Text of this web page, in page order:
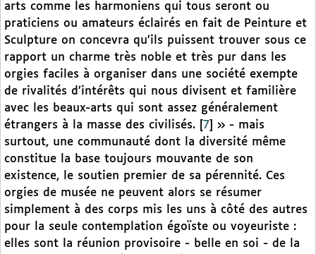
arts comme les harmoniens qui tous seront ou
praticiens ou amateurs éclairés en fait de Peinture et
Sculpture on concevra qu’ils puissent trouver sous ce
rapport un charme très noble et très pur dans les
orgies faciles à organiser dans une société exempte
de rivalités d’intérêts qui nous divisent et familière
avec les beaux-arts qui sont assez généralement
étrangers à la masse des civilisés.
7
» - mais
surtout, une communauté dont la diversité même
constitue la base toujours mouvante de son
existence, le soutien premier de sa pérennité. Ces
orgies de musée ne peuvent alors se résumer
simplement à des corps mis les uns à côté des autres
pour la seule contemplation égoïste ou voyeuriste :
elles sont la réunion provisoire - belle en soi - de la